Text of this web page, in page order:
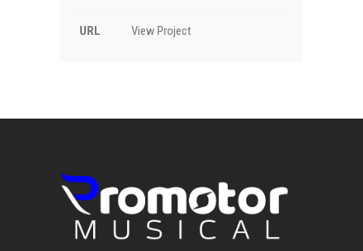
URL View Project